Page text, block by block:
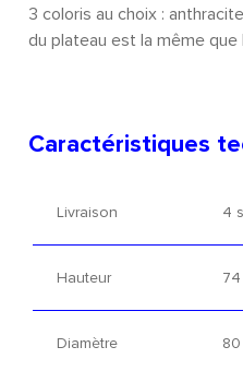
3 coloris au choix :
du plateau est la même
Caractéristiques
Livraison 4
Hauteur
Diamètre